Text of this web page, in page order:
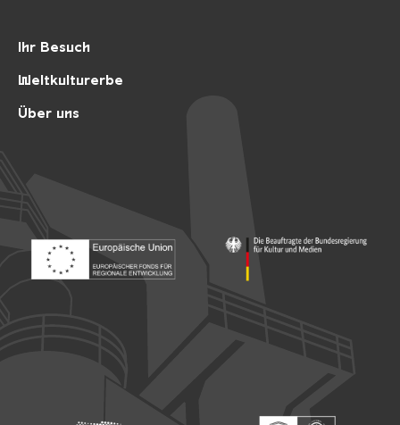
Ihr Besuch
Weltkulturerbe
Über uns